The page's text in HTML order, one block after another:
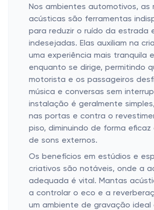
Nos ambientes automotivos, as
acústicas são ferramentas
para reduzir o ruído da estrada
indesejadas. Elas auxiliam na
uma experiência mais tranquila
enquanto se dirige, permitindo
motorista e os passageiros
música e conversas sem
instalação é geralmente
nas portas e contra o
piso, diminuindo de forma eficaz
de sons externos.
Os benefícios em estúdios e
criativos são notáveis, onde a
adequada é vital. Mantas
a controlar o eco e a
um ambiente de gravação ideal